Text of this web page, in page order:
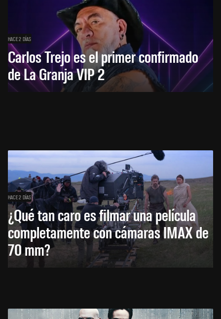
HACE 2 DÍAS
Carlos Trejo es el primer confirmado
de La Granja VIP 2
HACE 2 DÍAS
¿Qué tan caro es filmar una película
completamente con cámaras IMAX de
70 mm?